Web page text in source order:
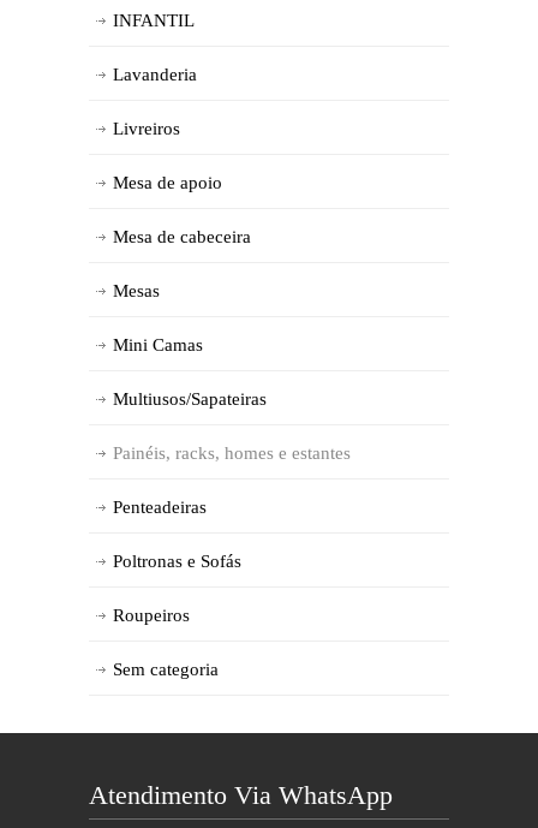
INFANTIL
Lavanderia
Livreiros
Mesa de apoio
Mesa de cabeceira
Mesas
Mini Camas
Multiusos/Sapateiras
Painéis, racks, homes e estantes
Penteadeiras
Poltronas e Sofás
Roupeiros
Sem categoria
Atendimento Via WhatsApp